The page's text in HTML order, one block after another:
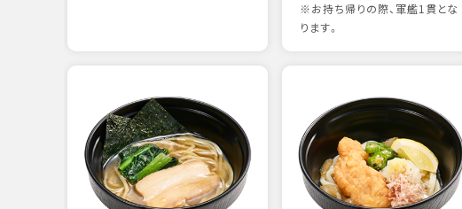
※お持ち帰りの際、軍艦1貫とな
ります。